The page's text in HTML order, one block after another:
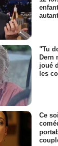
"Tu
Dern
joué
les
Ce